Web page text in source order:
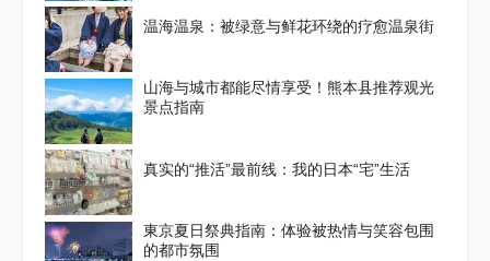
温海温泉：被绿意与鲜花环绕的疗愈温泉街
山海与城市都能尽情享受！熊本县推荐观光
景点指南
真实的“推活”最前线：我的日本“宅”生活
東京夏日祭典指南：体验被热情与笑容包围
的都市氛围